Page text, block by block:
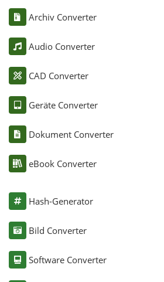
Archiv Converter
Audio Converter
CAD Converter
Geräte Converter
Dokument Converter
eBook Converter
Hash-Generator
Bild Converter
Software Converter